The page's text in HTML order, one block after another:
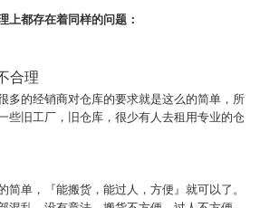
上都存在着同样的问题：
合理
多的经销商对仓库的要求就是这么的简单，所
些旧工厂，旧仓库，很少有人去租用专业的仓
简单，『能搬货，能过人，方便』就可以了。